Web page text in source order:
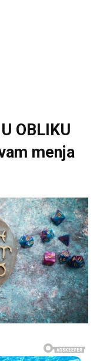
OBLIKU
menja